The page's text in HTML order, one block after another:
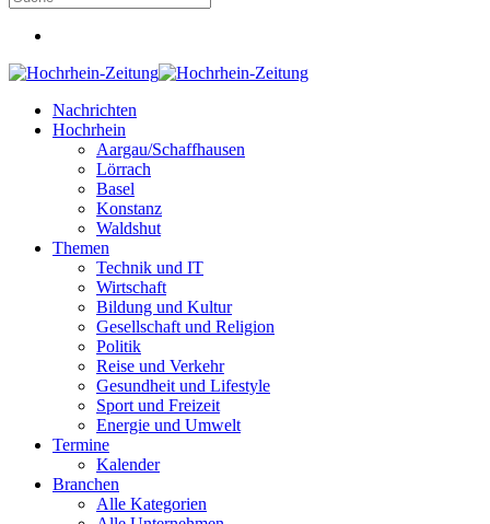
Nachrichten
Hochrhein
Aargau/Schaffhausen
Lörrach
Basel
Konstanz
Waldshut
Themen
Technik und IT
Wirtschaft
Bildung und Kultur
Gesellschaft und Religion
Politik
Reise und Verkehr
Gesundheit und Lifestyle
Sport und Freizeit
Energie und Umwelt
Termine
Kalender
Branchen
Alle Kategorien